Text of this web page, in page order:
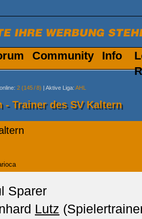
Community
Info
: 2 (145/8) | Aktive Liga: AHL
- Trainer des SV Kaltern
Sparer
Lutz